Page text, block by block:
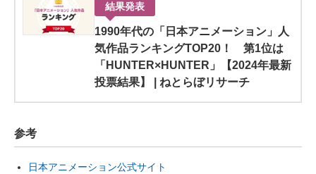
結果発表
1990年代の「日本アニメーション」人
気作品ランキングTOP20！ 第1位は
「HUNTER×HUNTER」【2024年最新
投票結果】 | ねとらぼリサーチ
参考
日本アニメーション公式サイト